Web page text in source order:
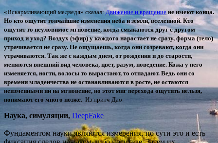
«Вскармливающий медведя» сказал:Движение и вращение не имеют конца.
Но кто ощутит тончайшие изменения неба и земли, вселенной. Кто
ощутит то неуловимое мгновение, когда смыкаются друг с другом
приход и уход? Воздух (эфир) у каждого нарастает не сразу, форма (тело)
утрачивается не сразу. Не ощущаешь, когда они созревают, когда они
утрачиваются. Так же с каждым днем, от рождения и до старости,
меняются внешний вид человека, цвет, разум, поведение. Кожа у него
изменяется, ногти, волосы то вырастают, то отпадают. Ведь они со
времени младенчества не останавливаются в росте, не остаются
неизменными ни на мгновение, но этот миг перехода ощутить нельзя,
понимают его много позже. Из притч Дао
Наука, симуляции, DeepFake
Фундаментом науки являются измерения, по сути это и есть